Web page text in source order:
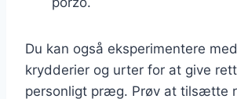
Du kan også eksperimentere
krydderier og urter for at give
personligt præg. Prøv at tilsætte